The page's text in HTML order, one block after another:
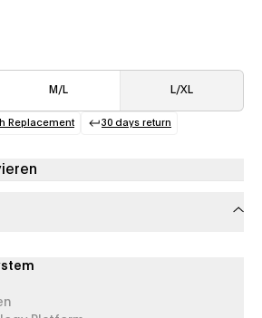
M/L L/XL
tab)
Replacement
(opens in a new tab)
30 days return
(opens in a new
tab)